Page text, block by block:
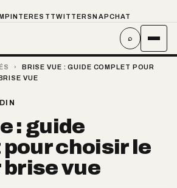
PINTEREST TWITTER SNAPCHAT
⌕
›
BRISE VUE : GUIDE COMPLET POUR
VUE
: guide
choisir le
vue